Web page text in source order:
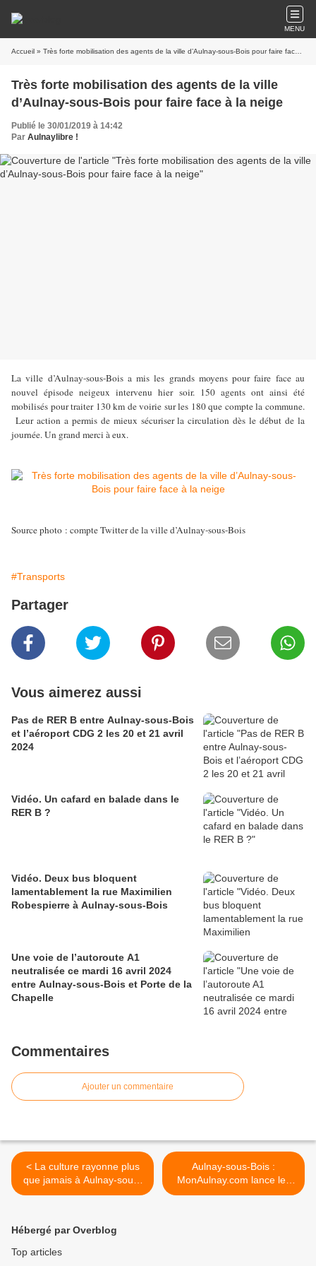
MENU
Accueil » Très forte mobilisation des agents de la ville d’Aulnay-sous-Bois pour faire face à la neige
Très forte mobilisation des agents de la ville
d’Aulnay-sous-Bois pour faire face à la neige
Publié le 30/01/2019 à 14:42
Par Aulnaylibre !
La ville d’Aulnay-sous-Bois a mis les grands moyens pour faire face au
nouvel épisode neigeux intervenu hier soir. 150 agents ont ainsi été
mobilisés pour traiter 130 km de voirie sur les 180 que compte la commune.
Leur action a permis de mieux sécuriser la circulation dès le début de la
journée. Un grand merci à eux.
Source photo : compte Twitter de la ville d’Aulnay-sous-Bois
#Transports
Partager
Vous aimerez aussi
Pas de RER B entre Aulnay-sous-Bois
et l’aéroport CDG 2 les 20 et 21 avril
2024
Vidéo. Un cafard en balade dans le
RER B ?
Vidéo. Deux bus bloquent
lamentablement la rue Maximilien
Robespierre à Aulnay-sous-Bois
Une voie de l’autoroute A1
neutralisée ce mardi 16 avril 2024
entre Aulnay-sous-Bois et Porte de la
Chapelle
Commentaires
Ajouter un commentaire
< La culture rayonne plus
que jamais à Aulnay-sous-
Bois !
Aulnay-sous-Bois :
MonAulnay.com lance les
municipales sur des
Hébergé par Overblog
Top articles